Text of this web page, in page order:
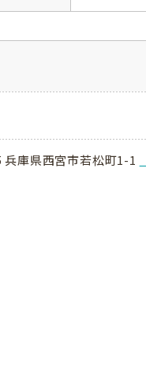
兵庫県西宮市若松町1-1